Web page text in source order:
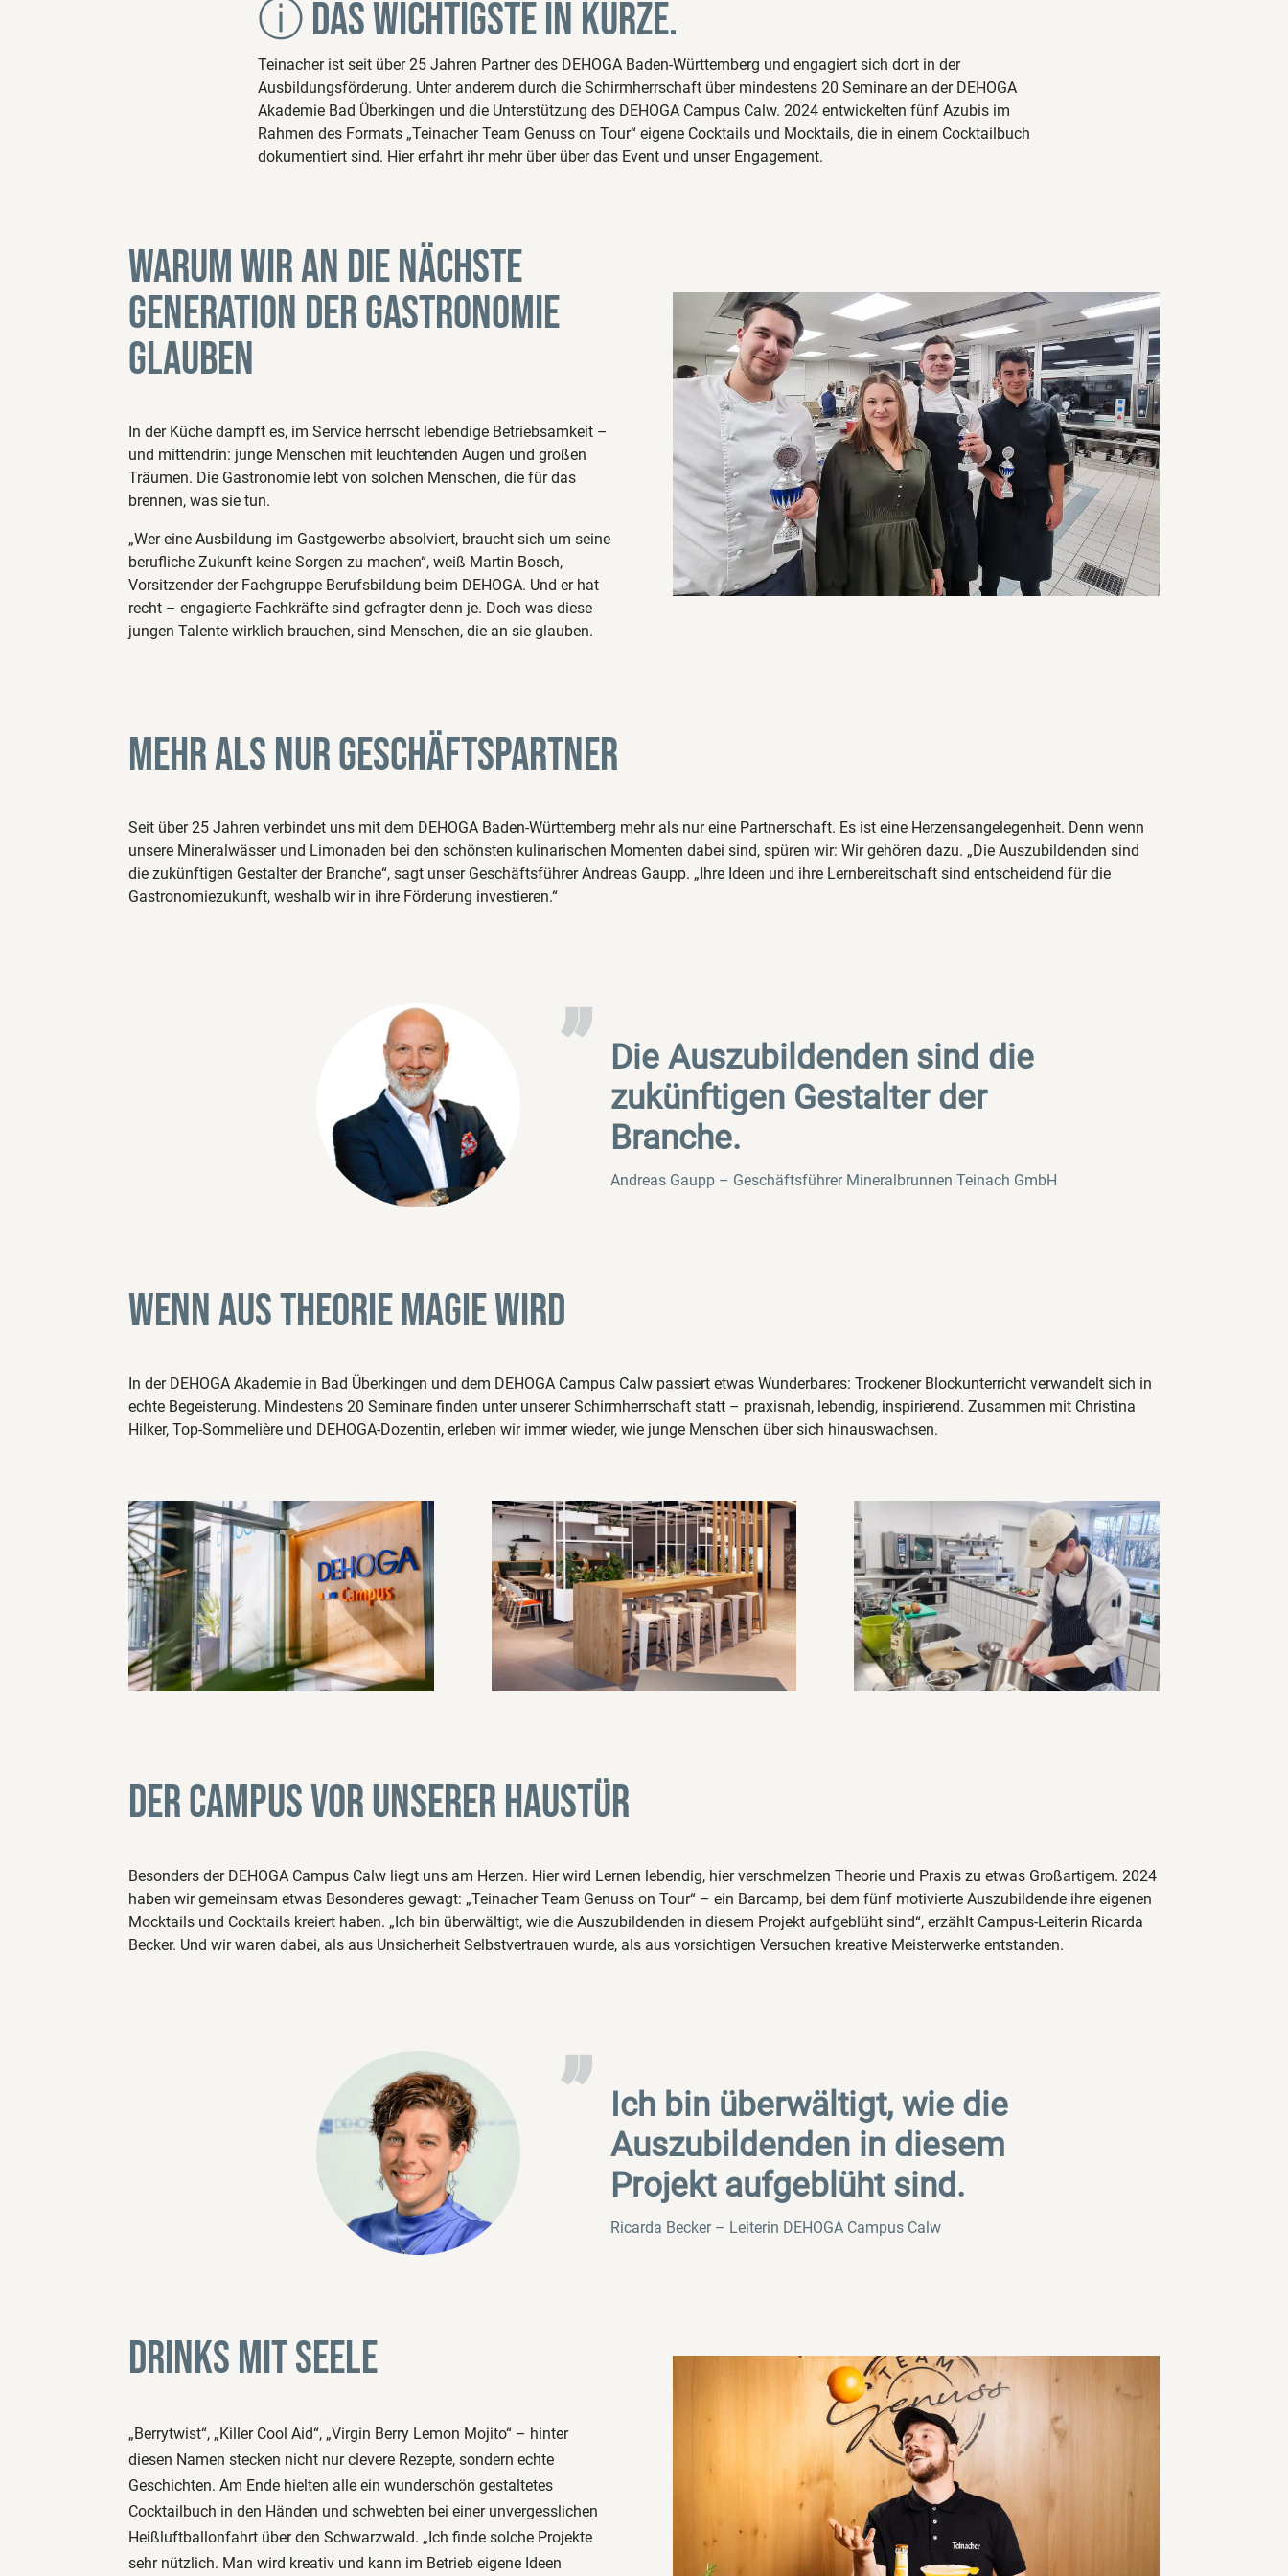
ⓘ Das wichtigste in Kürze.
Teinacher ist seit über 25 Jahren Partner des DEHOGA Baden-Württemberg und engagiert sich dort in der
Ausbildungsförderung. Unter anderem durch die Schirmherrschaft über mindestens 20 Seminare an der DEHOGA
Akademie Bad Überkingen und die Unterstützung des DEHOGA Campus Calw. 2024 entwickelten fünf Azubis im
Rahmen des Formats „Teinacher Team Genuss on Tour“ eigene Cocktails und Mocktails, die in einem Cocktailbuch
dokumentiert sind. Hier erfahrt ihr mehr über über das Event und unser Engagement.
Warum wir an die nächste
Generation der Gastronomie
glauben
In der Küche dampft es, im Service herrscht lebendige Betriebsamkeit –
und mittendrin: junge Menschen mit leuchtenden Augen und großen
Träumen. Die Gastronomie lebt von solchen Menschen, die für das
brennen, was sie tun.
„Wer eine Ausbildung im Gastgewerbe absolviert, braucht sich um seine
berufliche Zukunft keine Sorgen zu machen“, weiß Martin Bosch,
Vorsitzender der Fachgruppe Berufsbildung beim DEHOGA. Und er hat
recht – engagierte Fachkräfte sind gefragter denn je. Doch was diese
jungen Talente wirklich brauchen, sind Menschen, die an sie glauben.
Mehr als nur Geschäftspartner
Seit über 25 Jahren verbindet uns mit dem DEHOGA Baden-Württemberg mehr als nur eine Partnerschaft. Es ist eine Herzensangelegenheit. Denn wenn
unsere Mineralwässer und Limonaden bei den schönsten kulinarischen Momenten dabei sind, spüren wir: Wir gehören dazu. „Die Auszubildenden sind
die zukünftigen Gestalter der Branche“, sagt unser Geschäftsführer Andreas Gaupp. „Ihre Ideen und ihre Lernbereitschaft sind entscheidend für die
Gastronomiezukunft, weshalb wir in ihre Förderung investieren.“
„
Die Auszubildenden sind die
zukünftigen Gestalter der
Branche.
Andreas Gaupp – Geschäftsführer Mineralbrunnen Teinach GmbH
Wenn aus Theorie Magie wird
In der DEHOGA Akademie in Bad Überkingen und dem DEHOGA Campus Calw passiert etwas Wunderbares: Trockener Blockunterricht verwandelt sich in
echte Begeisterung. Mindestens 20 Seminare finden unter unserer Schirmherrschaft statt – praxisnah, lebendig, inspirierend. Zusammen mit Christina
Hilker, Top-Sommelière und DEHOGA-Dozentin, erleben wir immer wieder, wie junge Menschen über sich hinauswachsen.
Der Campus vor unserer Haustür
Besonders der DEHOGA Campus Calw liegt uns am Herzen. Hier wird Lernen lebendig, hier verschmelzen Theorie und Praxis zu etwas Großartigem. 2024
haben wir gemeinsam etwas Besonderes gewagt: „Teinacher Team Genuss on Tour“ – ein Barcamp, bei dem fünf motivierte Auszubildende ihre eigenen
Mocktails und Cocktails kreiert haben. „Ich bin überwältigt, wie die Auszubildenden in diesem Projekt aufgeblüht sind“, erzählt Campus-Leiterin Ricarda
Becker. Und wir waren dabei, als aus Unsicherheit Selbstvertrauen wurde, als aus vorsichtigen Versuchen kreative Meisterwerke entstanden.
„
Ich bin überwältigt, wie die
Auszubildenden in diesem
Projekt aufgeblüht sind.
Ricarda Becker – Leiterin DEHOGA Campus Calw
Drinks mit Seele
„Berrytwist“, „Killer Cool Aid“, „Virgin Berry Lemon Mojito“ – hinter
diesen Namen stecken nicht nur clevere Rezepte, sondern echte
Geschichten. Am Ende hielten alle ein wunderschön gestaltetes
Cocktailbuch in den Händen und schwebten bei einer unvergesslichen
Heißluftballonfahrt über den Schwarzwald. „Ich finde solche Projekte
sehr nützlich. Man wird kreativ und kann im Betrieb eigene Ideen